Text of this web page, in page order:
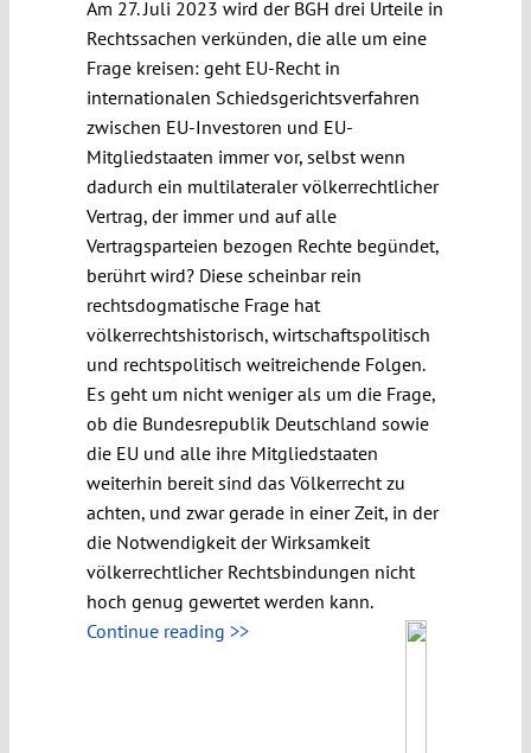
Am 27. Juli 2023 wird der BGH drei Urteile in
Rechtssachen verkünden, die alle um eine
Frage kreisen: geht EU-Recht in
internationalen Schiedsgerichtsverfahren
zwischen EU-Investoren und EU-
Mitgliedstaaten immer vor, selbst wenn
dadurch ein multilateraler völkerrechtlicher
Vertrag, der immer und auf alle
Vertragsparteien bezogen Rechte begündet,
berührt wird? Diese scheinbar rein
rechtsdogmatische Frage hat
völkerrechtshistorisch, wirtschaftspolitisch
und rechtspolitisch weitreichende Folgen.
Es geht um nicht weniger als um die Frage,
ob die Bundesrepublik Deutschland sowie
die EU und alle ihre Mitgliedstaaten
weiterhin bereit sind das Völkerrecht zu
achten, und zwar gerade in einer Zeit, in der
die Notwendigkeit der Wirksamkeit
völkerrechtlicher Rechtsbindungen nicht
hoch genug gewertet werden kann.
Continue reading >>